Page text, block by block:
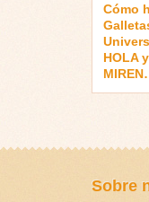
Cómo
HOLA
Sobre